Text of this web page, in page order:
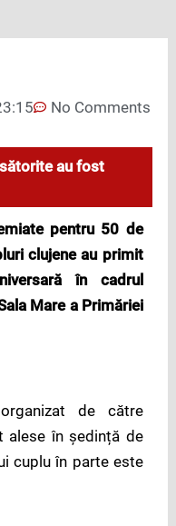
No Comments
au fost
pentru 50 de
clujene au primit
în cadrul
Mare a Primăriei
de către
alese în ședință de
cuplu în parte este